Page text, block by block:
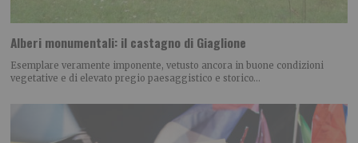
Alberi monumentali: il castagno di Giaglione
Esemplare veramente imponente, vetusto ancora in buone condizioni
vegetative e di elevato pregio paesaggistico e storico…